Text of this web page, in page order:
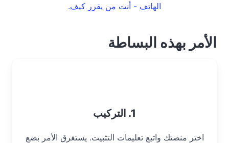
الهاتف - أنت من يقرر كيف.
الأمر بهذه البساطة
1. التركيب
اختر منصتك واتبع تعليمات التثبيت. يستغرق الأمر بضع